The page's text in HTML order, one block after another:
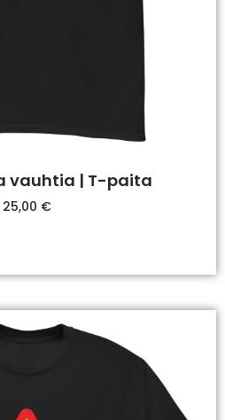
vauhtia | T-paita
25,00 €